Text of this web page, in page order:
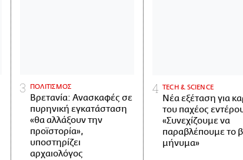
ΠΟΛΙΤΙΣΜΟΣ
Βρετανία: Ανασκαφές σε
πυρηνική εγκατάσταση
«θα αλλάξουν την
προϊστορία»,
υποστηρίζει
αρχαιολόγος
ΤECH & SCIENCE
Νέα εξέταση για
του παχέος
«Συνεχίζουμε να
παραβλέπουμε το
μήνυμα»